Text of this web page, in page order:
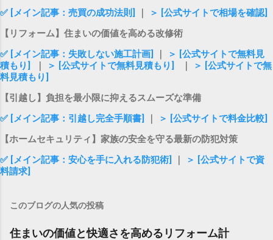
✅ [メイン記事：売買の成功法則]
＞ [公式サイトで相場を確認]
【リフォーム】住まいの価値を高める改修術
✅ [メイン記事：失敗しない施工計画]
＞ [公式サイトで無料見
積もり]
＞ [公式サイトで無料見積もり]
＞ [公式サイトで無
料見積もり]
【引越し】負担を最小限に抑えるスムーズな準備
✅ [メイン記事：引越し完全手順書]
＞ [公式サイトで料金比較]
【ホームセキュリティ】家族の安全を守る最新の防犯対策
✅ [メイン記事：安心を手に入れる防犯術]
＞ [公式サイトで資
料請求]
このブログの人気の投稿
住まいの価値と快適さを高めるリフォーム計